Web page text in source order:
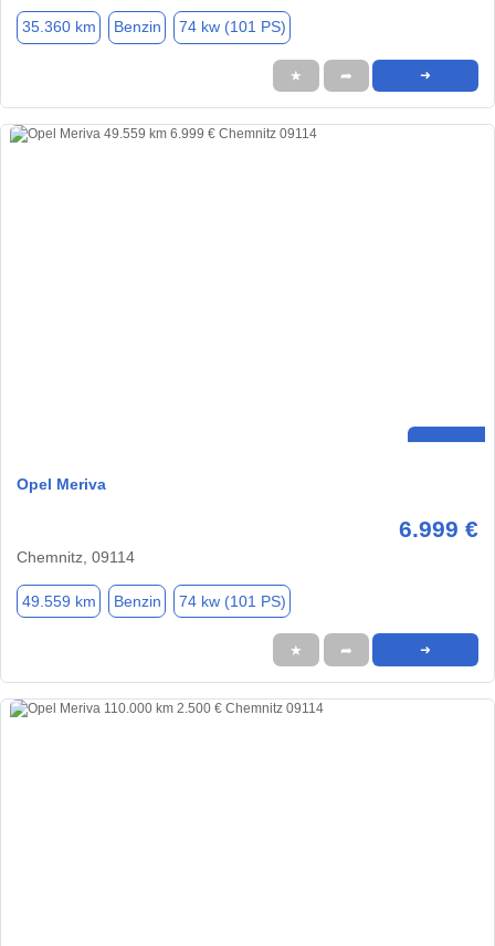
35.360 km Benzin 74 kw (101 PS)
★ ➦ ➜
Opel Meriva
6.999 €
Chemnitz, 09114
49.559 km Benzin 74 kw (101 PS)
★ ➦ ➜